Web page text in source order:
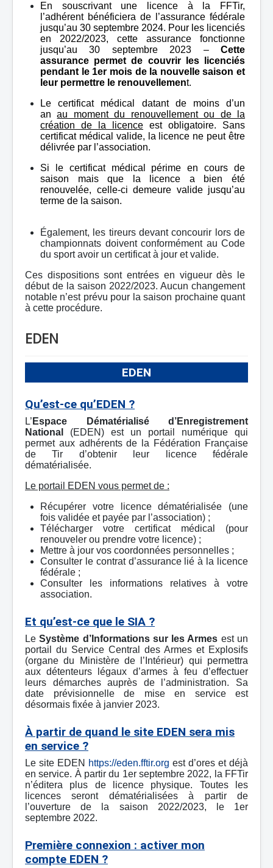
En souscrivant une licence à la FFTir,
l’adhérent bénéficiera de l’assurance fédérale
jusqu’au 30 septembre 2024. Pour les licenciés
en 2022/2023, cette assurance fonctionne
jusqu’au 30 septembre 2023 – Cette
assurance permet de couvrir les licenciés
pendant le 1er mois de la nouvelle saison et
leur permettre le renouvellement.
Le certificat médical datant de moins d’un
anau moment du renouvellement ou de la
création de la licence est obligatoire. Sans
certificat médical valide, la licence ne peut être
délivrée par l’association.
Si le certificat médical périme en cours de
saison mais que la licence a bien été
renouvelée, celle-ci demeure valide jusqu’au
terme de la saison.
Également, les tireurs devant concourir lors de
championnats doivent conformément au Code
du sport avoir un certificat à jour et valide.
Ces dispositions sont entrées en vigueur dès le
début de la saison 2022/2023. Aucun changement
notable n’est prévu pour la saison prochaine quant
à cette procédure.
EDEN
EDEN
Qu’est-ce qu’EDEN ?
L’ Espace Dématérialisé d’Enregistrement
National
(EDEN) est un portail numérique qui
permet aux adhérents de la Fédération Française
de Tir d’obtenir leur licence fédérale
dématérialisée.
Le portail EDEN vous permet de :
Récupérer votre licence dématérialisée (une
fois validée et payée par l’association) ;
Télécharger votre certificat médical (pour
renouveler ou prendre votre licence) ;
Mettre à jour vos coordonnées personnelles ;
Consulter le contrat d’assurance lié à la licence
fédérale ;
Consulter les informations relatives à votre
association.
Et qu’est-ce que le SIA ?
LeSystème d’Informations sur les Armes est un
portail du Service Central des Armes et Explosifs
(organe du Ministère de l’Intérieur) qui permettra
aux détenteurs légaux d’armes à feu d’effectuer
leurs démarches auprès de l’administration. Sa
date prévisionnelle de mise en service est
désormais fixée à janvier 2023.
À partir de quand le site EDEN sera mis
en service ?
Le site EDEN https://eden.fftir.org est d’ores et déjà
en service. À partir du 1er septembre 2022, la FFTir
n’éditera plus de licence physique. Toutes les
licences seront dématérialisées à partir de
l’ouverture de la saison 2022/2023, le 1er
septembre 2022.
Première connexion : activer mon
compte EDEN ?